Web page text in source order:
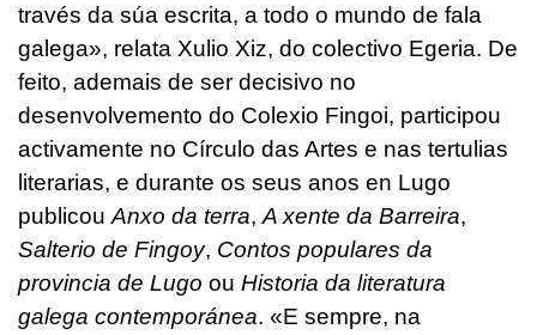
través da súa escrita, a todo o mundo de fala
galega», relata Xulio Xiz, do colectivo Egeria. De
feito, ademais de ser decisivo no
desenvolvemento do Colexio Fingoi, participou
activamente no Círculo das Artes e nas tertulias
literarias, e durante os seus anos en Lugo
publicou Anxo da terra, A xente da Barreira,
Salterio de Fingoy, Contos populares da
provincia de Lugo ou Historia da literatura
galega contemporánea. «E sempre, na